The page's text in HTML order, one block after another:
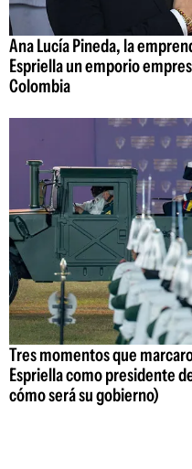
Ana Lucía Pineda, la
Espriella un emporio
Colombia
Tres momentos que
Espriella como presidente
cómo será su gobierno)